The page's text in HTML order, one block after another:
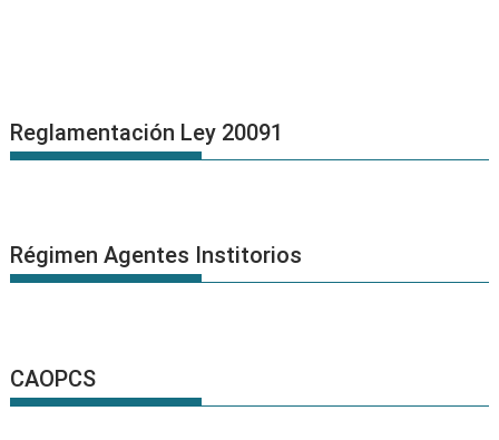
Reglamentación Ley 20091
Régimen Agentes Institorios
CAOPCS